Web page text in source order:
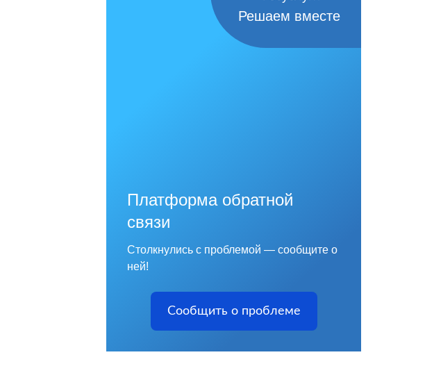
Решаем вместе
Платформа обратной
связи
Столкнулись с проблемой — сообщите о
ней!
Сообщить о проблеме